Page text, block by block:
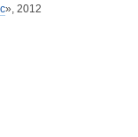
», 2012